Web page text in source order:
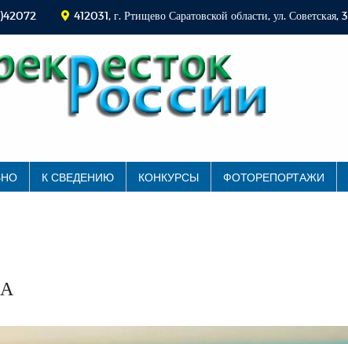
412031, г. Ртищево Саратовской области, ул. Советская, 3
К СВЕДЕНИЮ КОНКУРСЫ ФОТОРЕПОРТАЖИ